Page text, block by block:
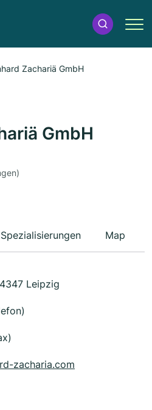
Zachariä GmbH
GmbH
Spezialisierungen Map
Leipzig
zacharia.com